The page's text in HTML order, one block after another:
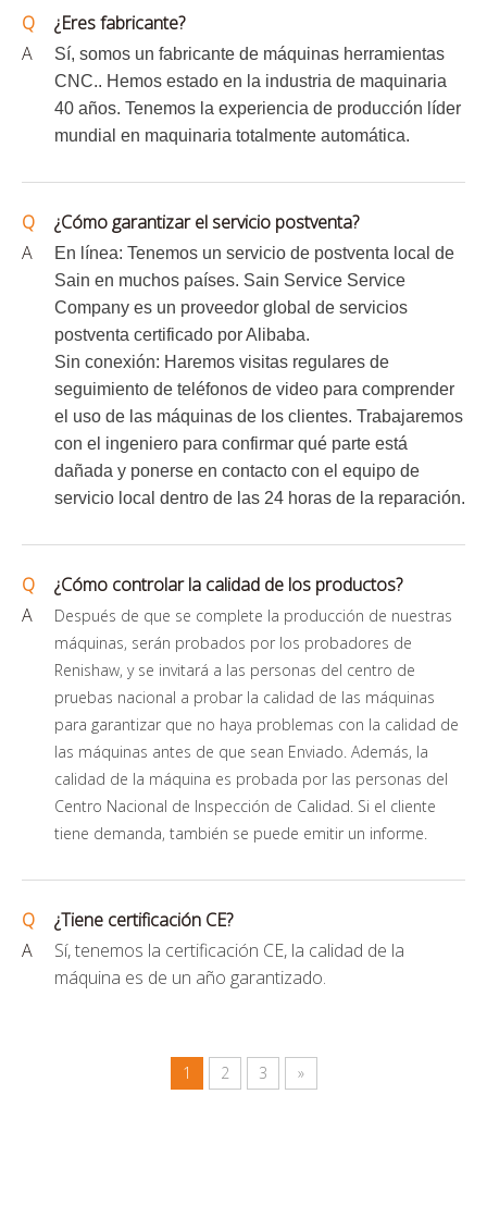
Q
¿Eres fabricante?
A
Sí, somos un fabricante de máquinas herramientas
CNC.. Hemos estado en la industria de maquinaria
40 años. Tenemos la experiencia de producción líder
mundial en maquinaria totalmente automática.
Q
¿Cómo garantizar el servicio postventa?
A
En línea: Tenemos un servicio de postventa local de
Sain en muchos países. Sain Service Service
Company es un proveedor global de servicios
postventa certificado por Alibaba.
Sin conexión: Haremos visitas regulares de
seguimiento de teléfonos de video para comprender
el uso de las máquinas de los clientes. Trabajaremos
con el ingeniero para confirmar qué parte está
dañada y ponerse en contacto con el equipo de
servicio local dentro de las 24 horas de la reparación.
Q
¿Cómo controlar la calidad de los productos?
A
Después de que se complete la producción de nuestras
máquinas, serán probados por los probadores de
Renishaw, y se invitará a las personas del centro de
pruebas nacional a probar la calidad de las máquinas
para garantizar que no haya problemas con la calidad de
las máquinas antes de que sean Enviado. Además, la
calidad de la máquina es probada por las personas del
Centro Nacional de Inspección de Calidad. Si el cliente
tiene demanda, también se puede emitir un informe.
Q
¿Tiene certificación CE?
A
Sí, tenemos la certificación CE, la calidad de la
máquina es de un año garantizado.
1 2 3 »